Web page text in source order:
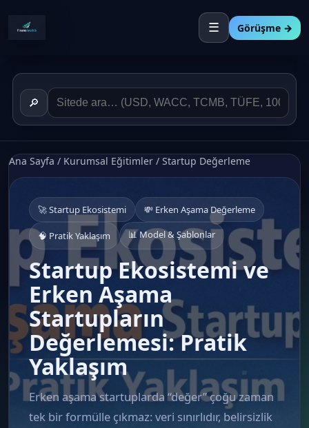
☰ Görüşme →
🔎
Ana Sayfa / Kurumsal Eğitimler / Startup Değerleme
🚀 Startup Ekosistemi 💸 Erken Aşama Değerleme
🧠 Pratik Yaklaşım 📊 Model & Şablonlar
Startup Ekosistemi ve
Erken Aşama
Startupların
Değerlemesi: Pratik
Yaklaşım
Erken aşama startuplarda “değer” çoğu zaman
tek bir formülle çıkmaz: veri sınırlıdır, belirsizlik